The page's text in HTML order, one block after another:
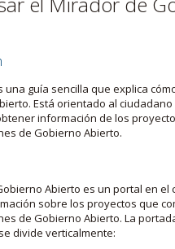
una guía sencilla que explica
Está orientado al
información de los
de Gobierno Abierto.
Abierto es un portal en el
sobre los proyectos que
de Gobierno Abierto. La
divide verticalmente: